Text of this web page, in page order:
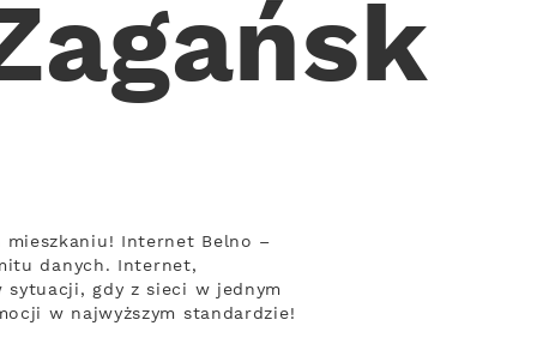
mieszkaniu! Internet Belno –
danych. Internet,
sytuacji, gdy z sieci w jednym
w najwyższym standardzie!